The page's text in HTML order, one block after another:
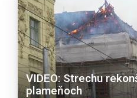
VIDEO: Strechu
plameňoch